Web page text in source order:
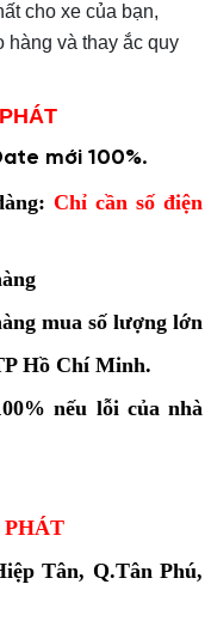
cho xe của bạn,
hàng và thay ắc quy
mới 100%.
Chỉ cần số điện
mua số lượng lớn
Hồ Chí Minh.
nếu lỗi của nhà
PHÁT
Tân, Q.Tân Phú,